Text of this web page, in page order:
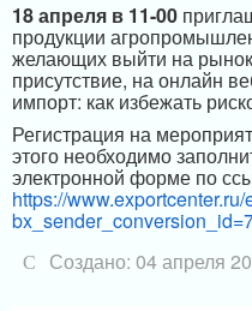
18 апреля в 11-00
продукции
желающих выйти на
присутствие, на онлайн
импорт: как избежать
Регистрация на
этого необходимо
электронной форме по
https://
Создано: 04 апреля